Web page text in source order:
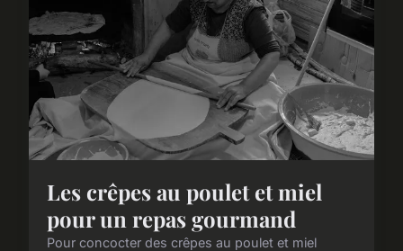
Les crêpes au poulet et miel
pour un repas gourmand
Pour concocter des crêpes au poulet et miel